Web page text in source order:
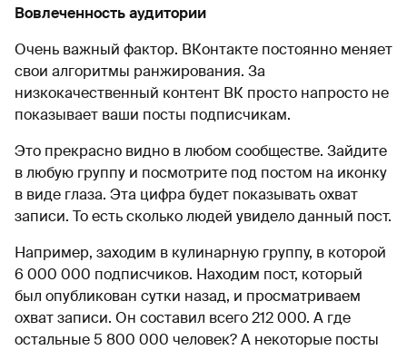
Вовлеченность аудитории
Очень важный фактор. ВКонтакте постоянно меняет
свои алгоритмы ранжирования. За
низкокачественный контент ВК просто напросто не
показывает ваши посты подписчикам.
Это прекрасно видно в любом сообществе. Зайдите
в любую группу и посмотрите под постом на иконку
в виде глаза. Эта цифра будет показывать охват
записи. То есть сколько людей увидело данный пост.
Например, заходим в кулинарную группу, в которой
6 000 000 подписчиков. Находим пост, который
был опубликован сутки назад, и просматриваем
охват записи. Он составил всего 212 000. А где
остальные 5 800 000 человек? А некоторые посты